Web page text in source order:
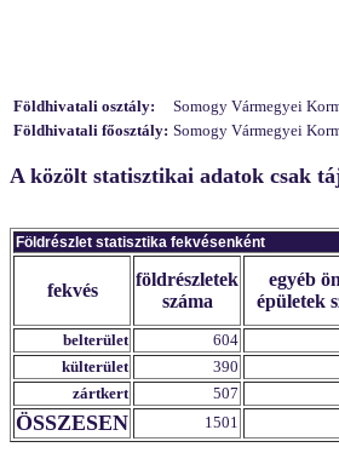
Földhivatali osztály:
Somogy Vármegyei
Földhivatali főosztály: Somogy Vármegyei
A közölt statisztikai adatok csak
Földrészlet statisztika fekvésenként
fekvés
földrészletek
száma
egyéb
épületek
belterület 604
külterület
390
zártkert
507
ÖSSZESEN 1501